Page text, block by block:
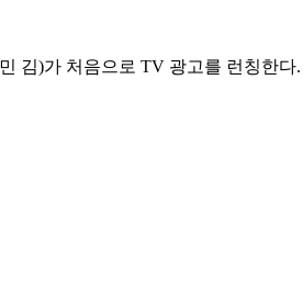
김)가 처음으로 TV 광고를 런칭한